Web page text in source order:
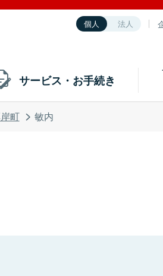
個人 法人
サービス・お手続き
町 敏内